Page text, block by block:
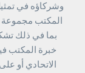
وشركاؤه في
المكتب مجموعة
بما في ذلك
خبرة المكتب
الاتحادي أو